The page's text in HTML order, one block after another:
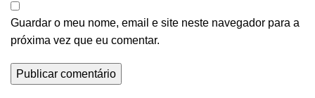
Guardar o meu nome, email e site neste navegador para a
próxima vez que eu comentar.